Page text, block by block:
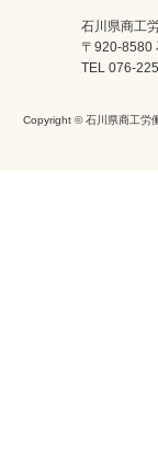
石川県商工
〒920-8580
TEL 076-
Copyright © 石川県商工労